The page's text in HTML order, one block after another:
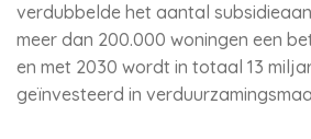
verdubbelde het aantal
meer dan 200.000 woningen een
en met 2030 wordt in totaal 13
geïnvesteerd in